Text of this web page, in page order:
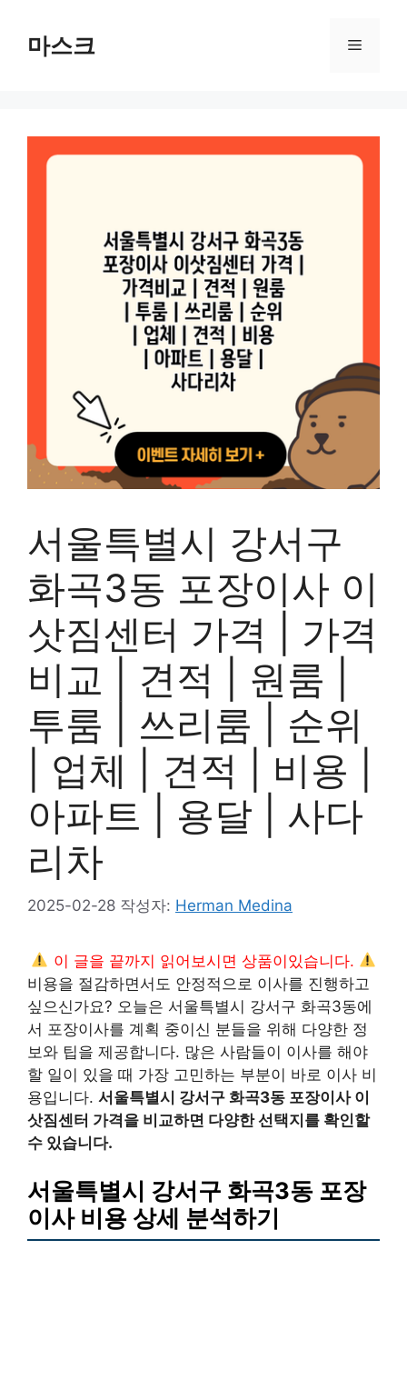
마스크 메
서울특별시 강서구
화곡3동 포장이사 이
삿짐센터 가격 | 가격
비교 | 견적 | 원룸 |
투룸 | 쓰리룸 | 순위
| 업체 | 견적 | 비용 |
아파트 | 용달 | 사다
리차
2025-02-28 작성자: Herman Medina
이 글을 끝까지 읽어보시면 상품이있습니다.
비용을 절감하면서도 안정적으로 이사를 진행하고
싶으신가요? 오늘은 서울특별시 강서구 화곡3동에
서 포장이사를 계획 중이신 분들을 위해 다양한 정
보와 팁을 제공합니다. 많은 사람들이 이사를 해야
할 일이 있을 때 가장 고민하는 부분이 바로 이사 비
용입니다. 서울특별시 강서구 화곡3동 포장이사 이
삿짐센터 가격을 비교하면 다양한 선택지를 확인할
수 있습니다.
서울특별시 강서구 화곡3동 포장
이사 비용 상세 분석하기